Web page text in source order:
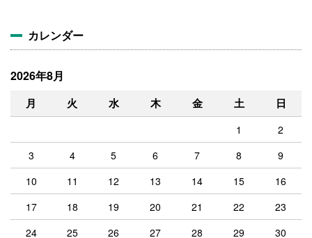
カレンダー
2026年8月
月 火 水 木 金 土 日
1
2
3
4 5 6 7 8
9
10
11 12 13 14 15
16
17
18 19 20 21 22
23
24
25 26 27 28 29
30